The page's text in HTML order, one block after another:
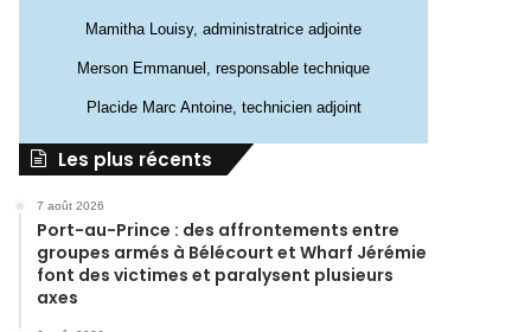
Mamitha Louisy, administratrice adjointe
Merson Emmanuel, responsable technique
Placide Marc Antoine, technicien adjoint
Les plus récents
7 août 2026
Port-au-Prince : des affrontements entre
groupes armés à Bélécourt et Wharf Jérémie
font des victimes et paralysent plusieurs
axes